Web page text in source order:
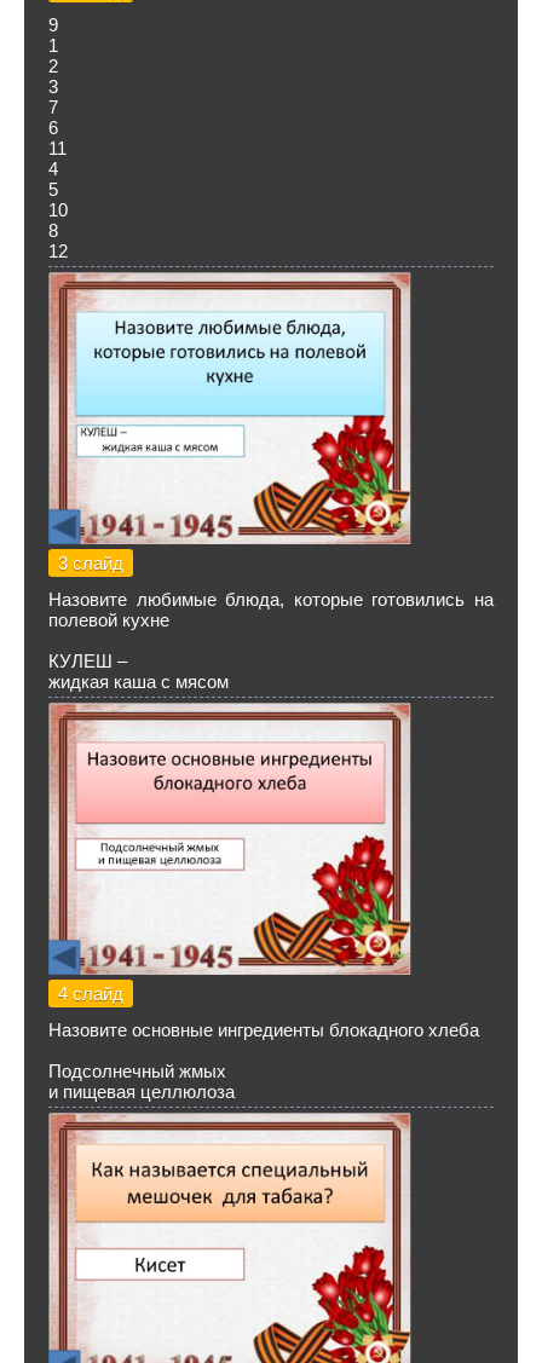
9
1
2
3
7
6
11
4
5
10
8
12
3 слайд
Назовите любимые блюда, которые готовились на
полевой кухне
КУЛЕШ –
жидкая каша с мясом
4 слайд
Назовите основные ингредиенты блокадного хлеба
Подсолнечный жмых
и пищевая целлюлоза